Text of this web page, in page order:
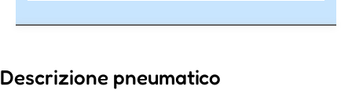
Descrizione pneumatico